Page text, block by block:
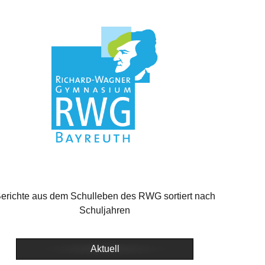
aus dem Schulleben des RWG sortiert nach
Schuljahren
Aktuell